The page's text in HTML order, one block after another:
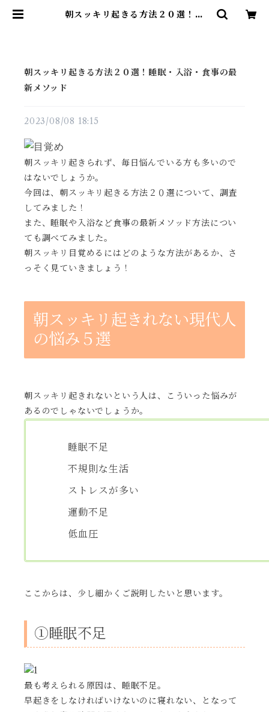
朝スッキリ起きる方法２０選！睡
朝スッキリ起きる方法２０選！睡眠・入浴・食事の最
新メソッド
2023/08/08 18:15
朝スッキリ起きられず、毎日悩んでいる方も多いので
はないでしょうか。
今回は、朝スッキリ起きる方法２０選について、調査
してみました！
また、睡眠や入浴など食事の最新メソッド方法につい
ても調べてみました。
朝スッキリ目覚めるにはどのような方法があるか、さ
っそく見ていきましょう！
朝スッキリ起きれない現代人
の悩み５選
朝スッキリ起きれないという人は、こういった悩みが
あるのでしゃないでしょうか。
睡眠不足
不規則な生活
ストレスが多い
運動不足
低血圧
ここからは、少し細かくご説明したいと思います。
①睡眠不足
最も考えられる原因は、睡眠不足。
早起きをしなければいけないのに寝れない、となって